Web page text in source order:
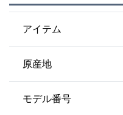
アイテム
原産地
モデル番号